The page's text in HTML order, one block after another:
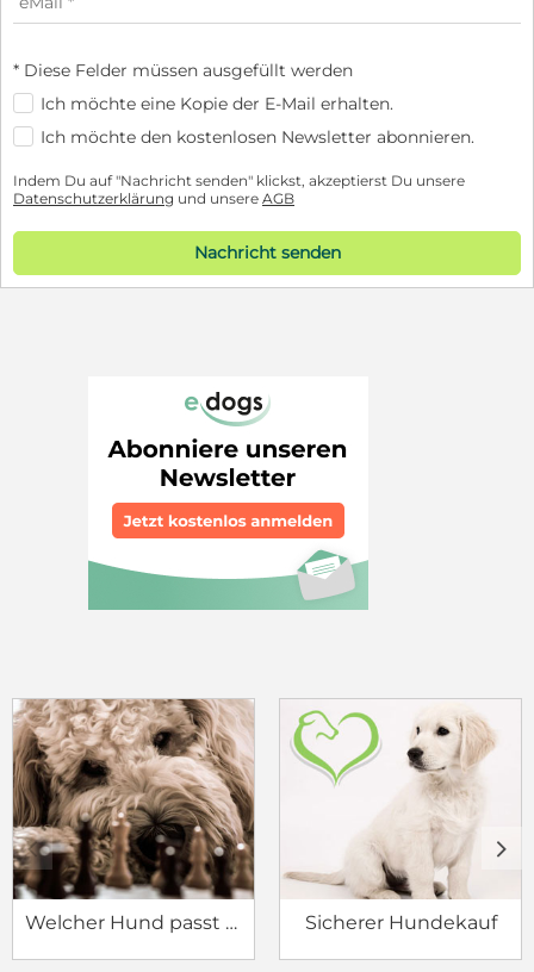
* Diese Felder müssen ausgefüllt werden
Ich möchte eine Kopie der E-Mail erhalten.
Ich möchte den kostenlosen Newsletter abonnieren.
Indem Du auf "Nachricht senden" klickst, akzeptierst Du unsere
Datenschutzerklärung und unsere AGB
Nachricht senden
Welcher Hund passt zu mir? Sicherer Hundekauf
c d